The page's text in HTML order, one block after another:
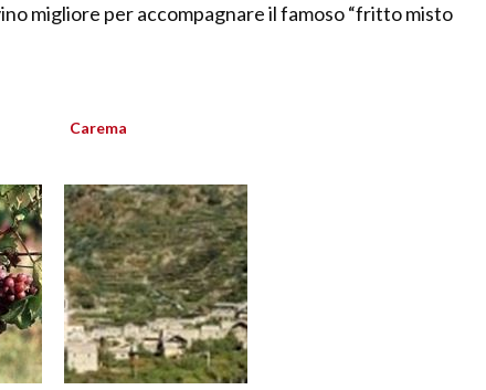
migliore per accompagnare il famoso “fritto misto
Carema